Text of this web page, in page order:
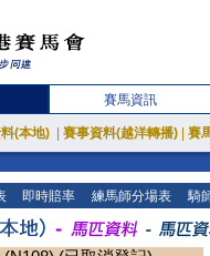
賽馬資訊
(本地) 賽事資料(越洋轉播) 賽
即時賠率 練馬師分場表 騎